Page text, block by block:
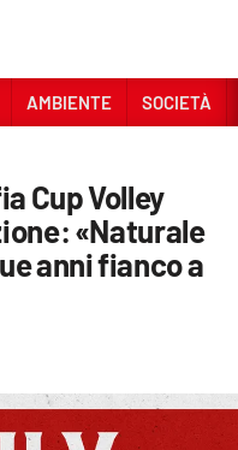
AMBIENTE SOCIETÀ
Cup Volley
«Naturale
anni fianco a